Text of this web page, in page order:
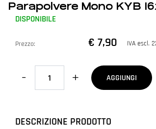
Parapolvere Mono KYB
DISPONIBILE
Prezzo: € 7,90 IVA escl.
Quantità
AGGIUNGI
DESCRIZIONE PRODOTTO